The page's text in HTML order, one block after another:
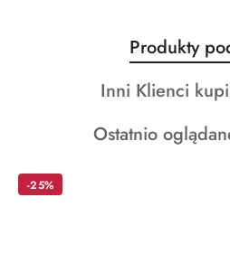
Pomiń karuzelę produktów
Produkty
o
statusie:
Produkty
Produkty
statusie:
Inni Klienci
Produkty
Ostatnio
-25%